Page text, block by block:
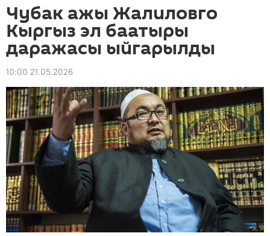
Чубак ажы Жалиловго
Кыргыз эл баатыры
даражасы ыйгарылды
10:00 21.05.2026